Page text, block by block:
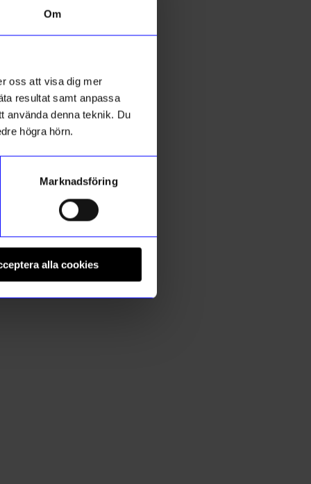
Om
oss att visa dig mer
resultat samt anpassa
använda denna teknik. Du
högra hörn.
Marknadsföring
alla cookiesHylla Pocket String ask/vit